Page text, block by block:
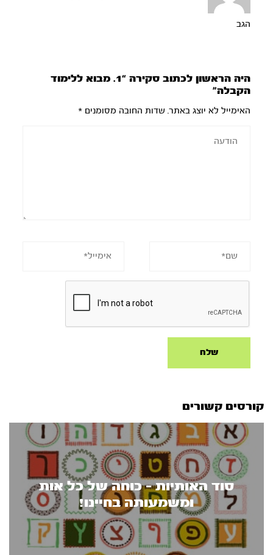
הגב
היה הראשון לכתוב סקירה “1. מבוא ללימוד
הקבלה”
האימייל לא יוצג באתר. שדות החובה מסומנים*
קורסים קשורים
סוד האותיות - כוחה של כל אות
ומשמעותה בחיינו!